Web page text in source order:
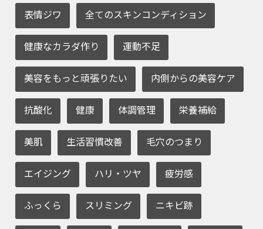
表情ジワ 全てのスキンコンディション
健康なカラダ作り 運動不足
美容をもっと頑張りたい 内側からの美容ケア
抗酸化 健康 体調管理 栄養補給
美肌 生活習慣改善 毛穴のつまり
エイジング ハリ・ツヤ 疲労感
ふっくら スリミング ニキビ跡